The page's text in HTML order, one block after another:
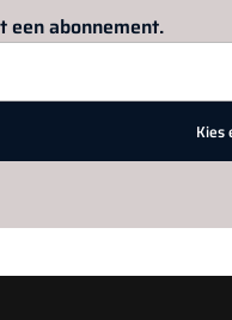
een abonnement.
Kies